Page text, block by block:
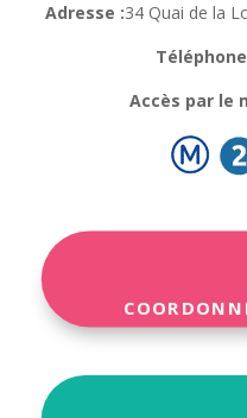
Adresse :34 Quai de la
Accès par le